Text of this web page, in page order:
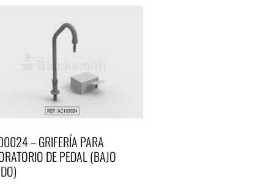
– GRIFERÍA PARA
DE PEDAL (BAJO